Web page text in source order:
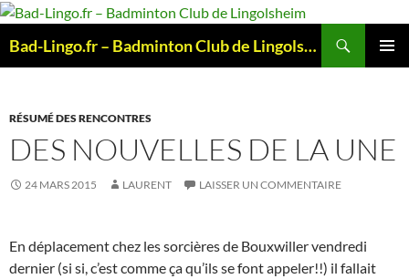
Aller
contenu
Bad-Lingo.fr – Badminton Club de Lingolsheim
RÉSUMÉ DES RENCONTRES
DES NOUVELLES DE LA UNE
24 MARS 2015 LAURENT LAISSER UN COMMENTAIRE
En déplacement chez les sorcières de Bouxwiller vendredi
dernier (si si, c’est comme ça qu’ils se font appeler!!) il fallait